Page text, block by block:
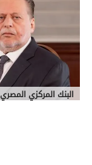
البنك المركزي المصري